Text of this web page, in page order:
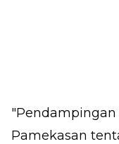
Pamekasan